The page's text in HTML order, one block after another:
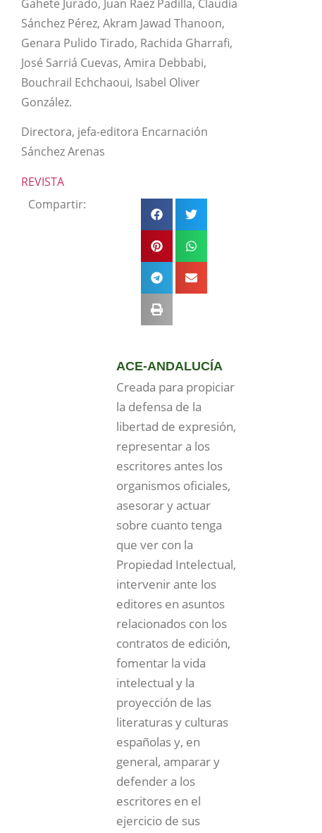
Gahete Jurado, Juan Raez Padilla, Claudia
Sánchez Pérez, Akram Jawad Thanoon,
Genara Pulido Tirado, Rachida Gharrafi,
José Sarriá Cuevas, Amira Debbabi,
Bouchrail Echchaoui, Isabel Oliver
González.
Directora, jefa-editora Encarnación
Sánchez Arenas
REVISTA
Compartir:
ACE-ANDALUCÍA
Creada para propiciar
la defensa de la
libertad de expresión,
representar a los
escritores antes los
organismos oficiales,
asesorar y actuar
sobre cuanto tenga
que ver con la
Propiedad Intelectual,
intervenir ante los
editores en asuntos
relacionados con los
contratos de edición,
fomentar la vida
intelectual y la
proyección de las
literaturas y culturas
españolas y, en
general, amparar y
defender a los
escritores en el
ejercicio de sus